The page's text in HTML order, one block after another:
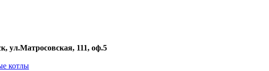
ул.Матросовская, 111, оф.5
котлы